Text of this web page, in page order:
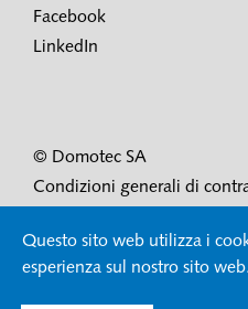
Questo sito web utilizza i
esperienza sul nostro sito web.
Facebook
LinkedIn
© Domotec SA
Condizioni generali di
Impressum